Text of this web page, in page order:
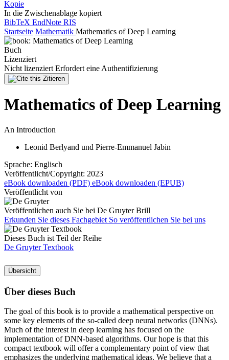
Kopie
In die Zwischenablage kopiert
BibTeX EndNote RIS
Startseite Mathematik Mathematics of Deep Learning
Buch
Lizenziert
Nicht lizenziert Erfordert eine Authentifizierung
Zitieren
Mathematics of Deep Learning
An Introduction
Leonid Berlyand und Pierre-Emmanuel Jabin
Sprache: Englisch
Veröffentlicht/Copyright: 2023
eBook downloaden (PDF) eBook downloaden (EPUB)
Veröffentlicht von
Veröffentlichen auch Sie bei De Gruyter Brill
Erkunden Sie dieses Fachgebiet So veröffentlichen Sie bei uns
Dieses Buch ist Teil der Reihe
De Gruyter Textbook
Übersicht
Über dieses Buch
The goal of this book is to provide a mathematical perspective on
some key elements of the so-called deep neural networks (DNNs).
Much of the interest in deep learning has focused on the
implementation of DNN-based algorithms. Our hope is that this
compact textbook will offer a complementary point of view that
emphasizes the underlying mathematical ideas. We believe that a